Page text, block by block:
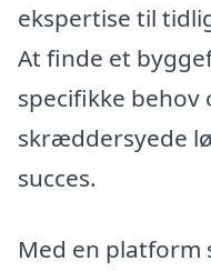
ekspertise til
At finde et
specifikke behov
skræddersyede
succes.
Med en